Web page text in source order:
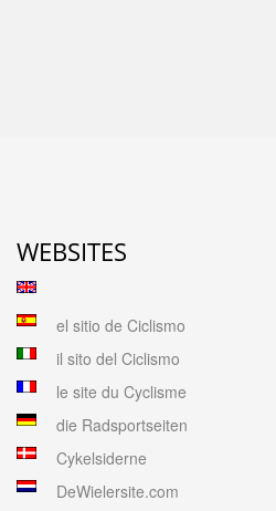
WEBSITES
el sitio de Ciclismo
il sito del Ciclismo
le site du Cyclisme
die Radsportseiten
Cykelsiderne
DeWielersite.com